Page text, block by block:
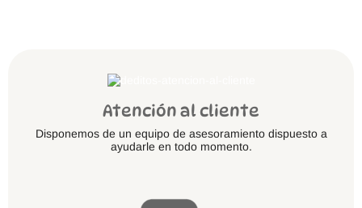
Atención al cliente
Disponemos de un equipo de asesoramiento dispuesto a
ayudarle en todo momento.